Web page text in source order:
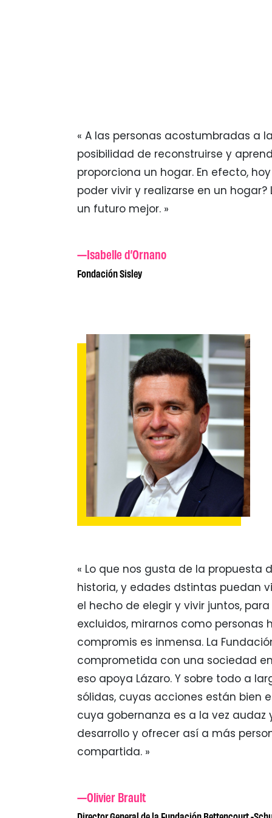
« A las personas acostumbradas a
posibilidad de reconstruirse y
proporciona un hogar. En efecto,
poder vivir y realizarse en un
un futuro mejor. »
—Isabelle d’Ornano
Fondación Sisley
« Lo que nos gusta de la propuesta
historia, y edades dstintas puedan
el hecho de elegir y vivir juntos,
excluidos, mirarnos como personas
compromis es inmensa. La
comprometida con una sociedad
eso apoya Lázaro. Y sobre todo a
sólidas, cuyas acciones están bien
cuya gobernanza es a la vez audaz
desarrollo y ofrecer así a más
compartida. »
—Olivier Brault